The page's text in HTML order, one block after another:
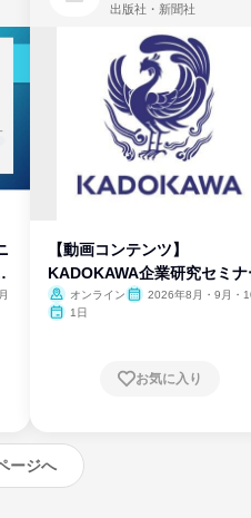
出版社・新聞社
【動画コンテンツ】
KADOKAWA企業研究セミナ
オンライン
2026年8月・9月・
1日
お気に入り
ージへ